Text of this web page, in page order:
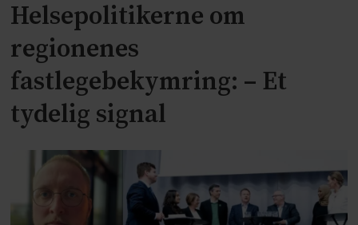
Helsepolitikerne om
regionenes
fastlegebekymring: – Et
tydelig signal